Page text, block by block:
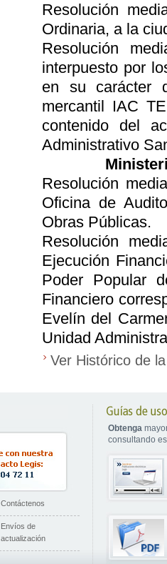
Resolución
Ordinaria, a la
Resolución
interpuesto por
en su carácter
mercantil IAC
contenido del
Administrativo
Resolución
Oficina de
Obras Públicas.
Resolución
Ejecución
Poder Popular
Financiero
Evelín del
Unidad
Ver Histórico de
Contáctenos
Envíos de
actualización
Obtenga
consultando